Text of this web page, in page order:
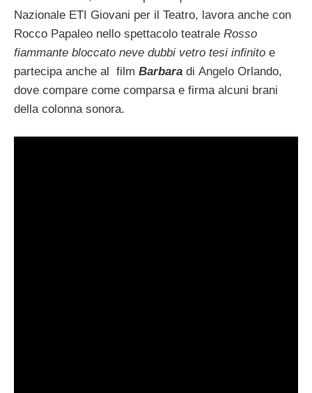
Nazionale ETI Giovani per il Teatro, lavora anche con
Rocco Papaleo nello spettacolo teatrale Rosso
fiammante bloccato neve dubbi vetro tesi infinito e
partecipa anche al film Barbara di Angelo Orlando,
dove compare come comparsa e firma alcuni brani
della colonna sonora.